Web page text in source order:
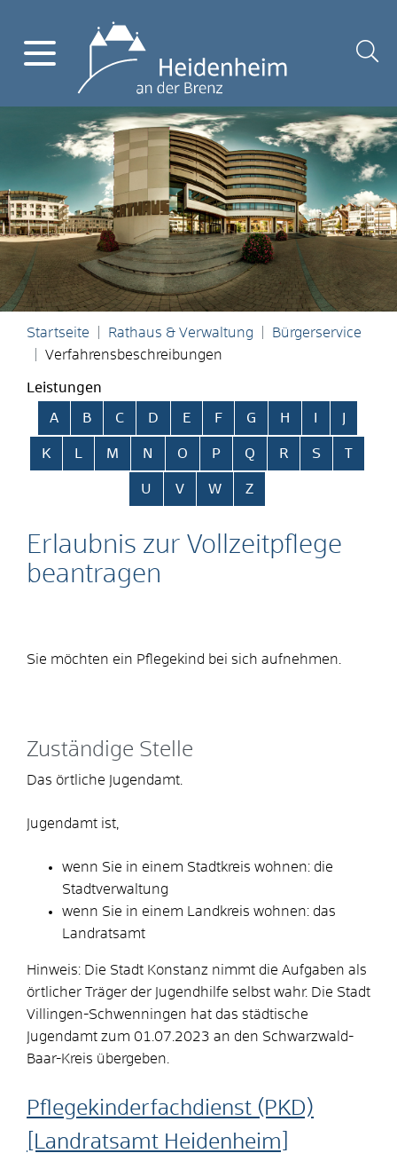
Startseite Rathaus & Verwaltung
Bürgerservice
Verfahrensbeschreibungen
Leistungen
Alphabetisches Register überspringen
A B C D E F G H
K L M N O P Q R S T
U V W Z
Erlaubnis zur Vollzeitpflege
beantragen
Sie möchten ein Pflegekind bei sich aufnehmen.
Zuständige Stelle
Das örtliche Jugendamt.
Jugendamt ist,
wenn Sie in einem Stadtkreis wohnen: die
Stadtverwaltung
wenn Sie in einem Landkreis wohnen: das
Landratsamt
Hinweis: Die Stadt Konstanz nimmt die Aufgaben als
örtlicher Träger der Jugendhilfe selbst wahr. Die Stadt
Villingen-Schwenningen hat das städtische
Jugendamt zum 01.07.2023 an den Schwarzwald-
Baar-Kreis übergeben.
Pflegekinderfachdienst (PKD)
[Landratsamt Heidenheim]